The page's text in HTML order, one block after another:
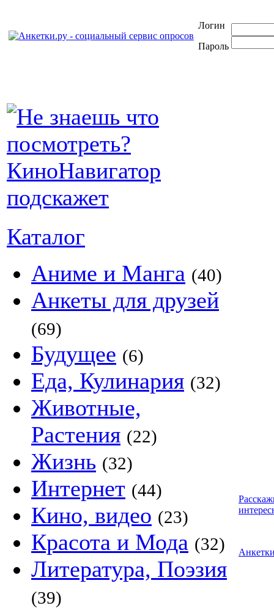
Логин
Пароль
Каталог
Аниме и Манга (40)
Анкеты для друзей
(69)
Будущее (6)
Еда, Кулинария (32)
Животные,
Растения (22)
Жизнь (32)
Интернет (44)
Кино, видео (23)
Красота и Мода (32)
Литература, Поэзия
(39)